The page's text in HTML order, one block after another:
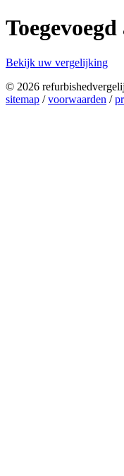
Bekijk uw vergelijking
© 2026
sitemap /voorwaarden /